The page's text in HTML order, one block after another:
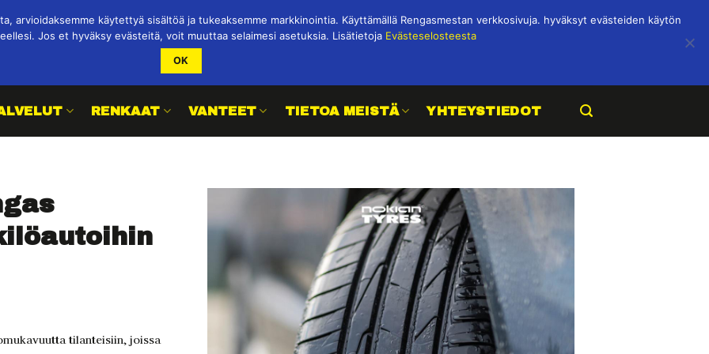
RENKAAT VANTEET TIETOA MEISTÄ YHTEYSTIEDOT
tilanteisiin, joissa
arvioidaksemme käytettyä sisältöä ja tukeaksemme markkinointia. Käyttämällä Rengasmestan verkkosivuja. hyväksyt evästeiden käytön
Jos et hyväksy evästeitä, voit muuttaa selaimesi asetuksia. Lisätietoja Evästeselosteesta
OK